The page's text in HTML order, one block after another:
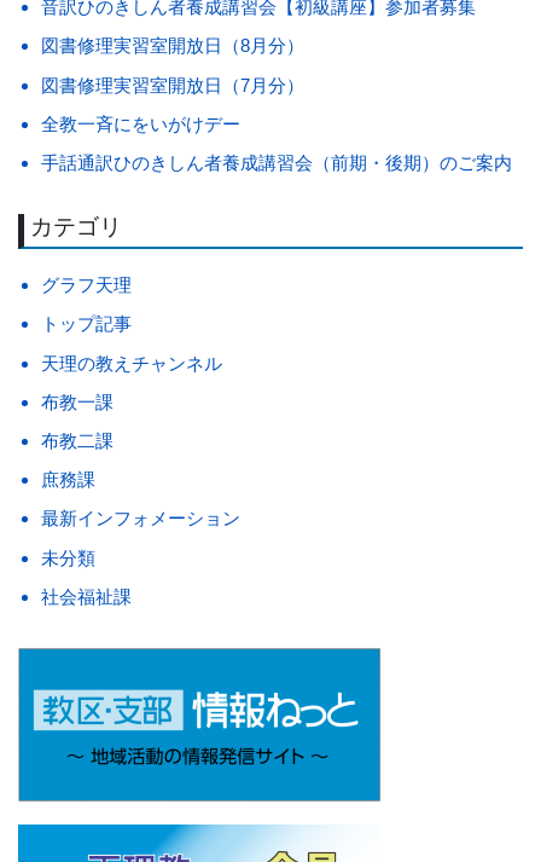
音訳ひのきしん者養成講習会【初級講座】参加者募集
図書修理実習室開放日（8月分）
図書修理実習室開放日（7月分）
全教一斉にをいがけデー
手話通訳ひのきしん者養成講習会（前期・後期）のご案内
カテゴリ
グラフ天理
トップ記事
天理の教えチャンネル
布教一課
布教二課
庶務課
最新インフォメーション
未分類
社会福祉課